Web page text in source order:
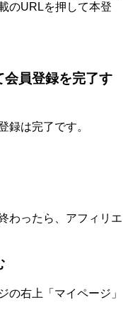
のURLを押して本登
会員登録を完了す
録は完了です。
わったら、アフィリエ
の右上「マイページ」